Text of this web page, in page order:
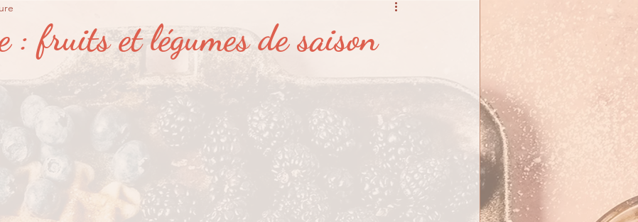
De la fourche à la fourchette Les croyances alimentaires
: fruits et légumes de saison